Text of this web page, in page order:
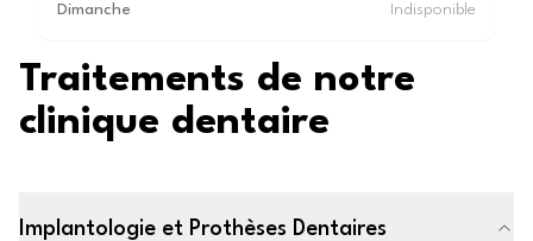
Dimanche Indisponible
Traitements de notre
clinique dentaire
Implantologie et Prothèses Dentaires